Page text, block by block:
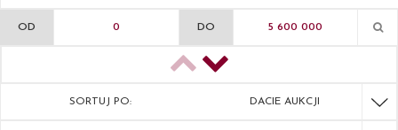
OD DO
SORTUJ PO: DACIE AUKCJI